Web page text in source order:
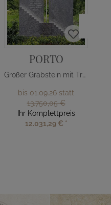
PORTO
Großer Grabstein mit Treppe & Kreuz
bis 01.09.26 statt
13.750,05 €
Ihr Komplettpreis
12.031,29 € *